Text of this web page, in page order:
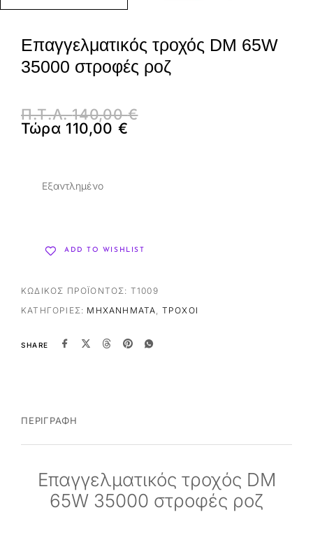
Επαγγελματικός τροχός DM 65W
35000 στροφές ροζ
Π.Τ.Λ.140,00€
Τώρα 110,00 €
Εξαντλημένο
ADD TO WISHLIST
ΚΩΔΙΚΌΣ ΠΡΟΪΌΝΤΟΣ: T1009
ΚΑΤΗΓΟΡΊΕΣ: ΜΗΧΑΝΉΜΑΤΑ, ΤΡΟΧΟΊ
SHARE
ΠΕΡΙΓΡΑΦΉ
Επαγγελματικός τροχός DM
65W 35000 στροφές ροζ